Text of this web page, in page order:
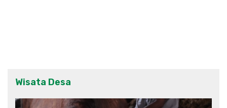
Wisata Desa